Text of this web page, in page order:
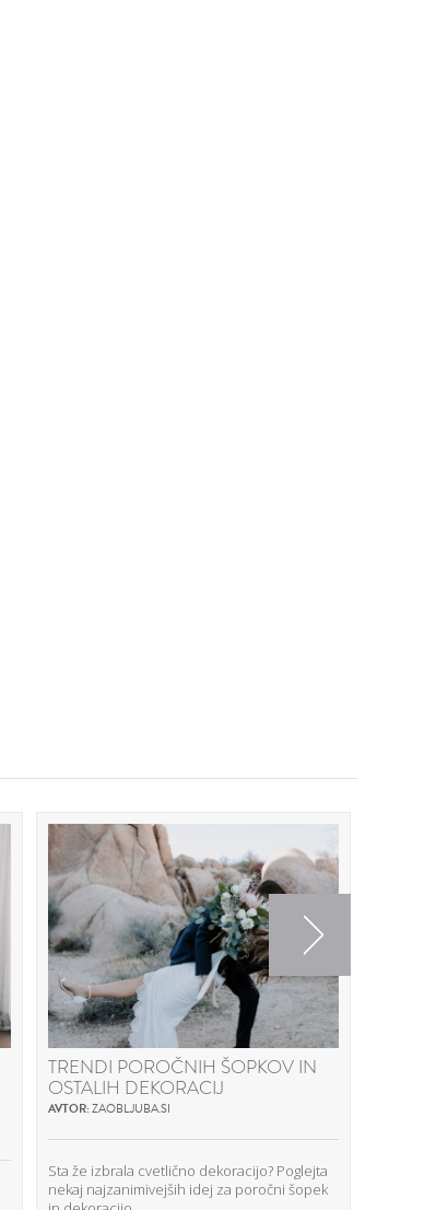
TRENDI POROČNIH ŠOPKOV IN
OSTALIH DEKORACIJ
AVTOR:ZAOBLJUBA.SI
Sta že izbrala cvetlično dekoracijo? Poglejta
nekaj najzanimivejših idej za poročni šopek
Next